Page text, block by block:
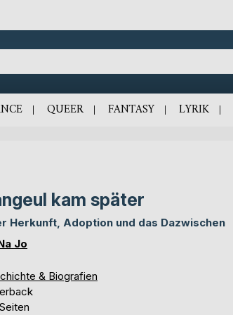
QUEER FANTASY LYRIK
kam später
Herkunft, Adoption und das Dazwischen
Jo
& Biografien